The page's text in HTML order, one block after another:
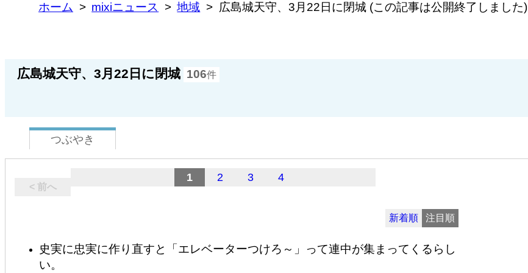
ホーム mixiニュース 地域 広島城天守、3月22日に閉城 (この記事は公開終了しました)
広島城天守、3月22日に閉城 106件
つぶやき
< 前へ
1 2 3 4
新着順 注目順
史実に忠実に作り直すと「エレベーターつけろ～」って連中が集まってくるらし
い。